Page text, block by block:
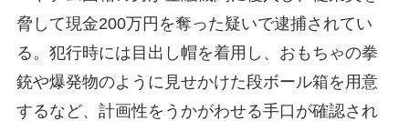
脅して現金200万円を奪った疑いで逮捕されてい
る。犯行時には目出し帽を着用し、おもちゃの拳
銃や爆発物のように見せかけた段ボール箱を用意
するなど、計画性をうかがわせる手口が確認され